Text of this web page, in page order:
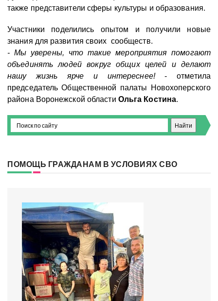
также представители сферы культуры и образования.
Участники поделились опытом и получили новые
знания для развития своих сообществ.
- Мы уверены, что такие мероприятия помогают
объединять людей вокруг общих целей и делают
нашу жизнь ярче и интереснее!- отметила
председатель Общественной палаты Новохоперского
района Воронежской области Ольга Костина.
ПОМОЩЬ ГРАЖДАНАМ В УСЛОВИЯХ СВО